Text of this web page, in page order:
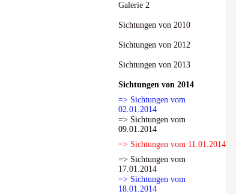
Galerie 2
Sichtungen von 2010
Sichtungen von 2012
Sichtungen von 2013
Sichtungen von 2014
=> Sichtungen vom
02.01.2014
=> Sichtungen vom
09.01.2014
=> Sichtungen vom 11.01.2014
=> Sichtungen vom
17.01.2014
=> Sichtungen vom
18.01.2014